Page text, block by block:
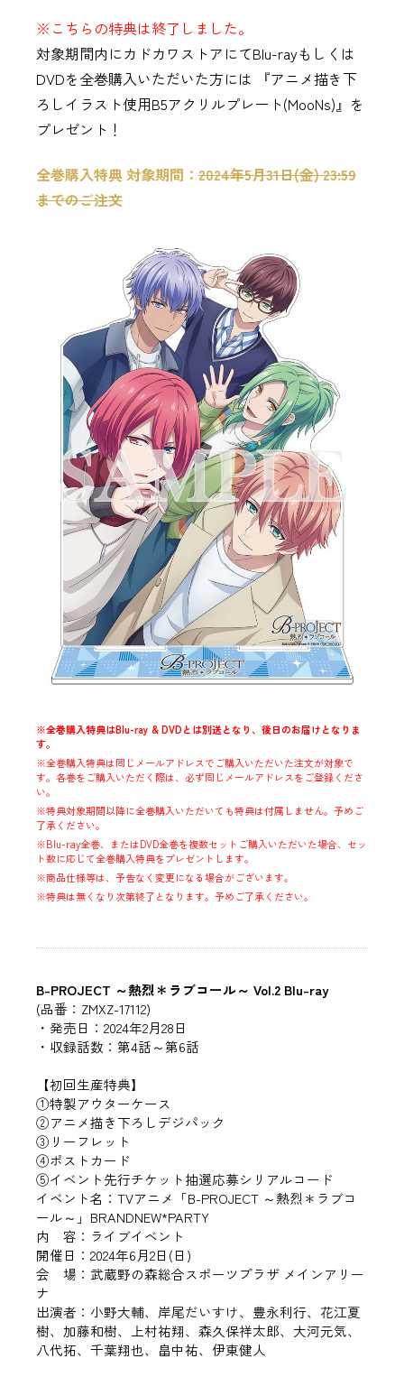
※こちらの特典は終了しました。
対象期間内にカドカワストアにてBlu-rayもしくは
DVDを全巻購入いただいた方には 『アニメ描き下
ろしイラスト使用B5アクリルプレート(MooNs)』を
プレゼント！
全巻購入特典 対象期間：2024年5月31日(金) 23:59
までのご注文
※全巻購入特典はBlu-ray & DVDとは別送となり、後日のお届けとなりま
す。
※全巻購入特典は同じメールアドレスでご購入いただいた注文が対象で
す。各巻をご購入いただく際は、必ず同じメールアドレスをご登録くださ
い。
※特典対象期間以降に全巻購入いただいても特典は付属しません。予めご
了承ください。
※Blu-ray全巻、またはDVD全巻を複数セットご購入いただいた場合、セッ
ト数に応じて全巻購入特典をプレゼントします。
※商品仕様等は、予告なく変更になる場合がございます。
※特典は無くなり次第終了となります。予めご了承ください。
B-PROJECT ～熱烈＊ラブコール～ Vol.2 Blu-ray
(品番：ZMXZ-17112)
・発売日：2024年2月28日
・収録話数：第4話～第6話
【初回生産特典】
①特製アウターケース
②アニメ描き下ろしデジパック
③リーフレット
④ポストカード
⑤イベント先行チケット抽選応募シリアルコード
イベント名：TVアニメ「B-PROJECT ～熱烈＊ラブコ
ール～」BRANDNEW*PARTY
内 容：ライブイベント
開催日：2024年6月2日(日)
会 場：武蔵野の森総合スポーツプラザ メインアリー
ナ
出演者：小野大輔、岸尾だいすけ、豊永利行、花江夏
樹、加藤和樹、上村祐翔、森久保祥太郎、大河元気、
八代拓、千葉翔也、畠中祐、伊東健人